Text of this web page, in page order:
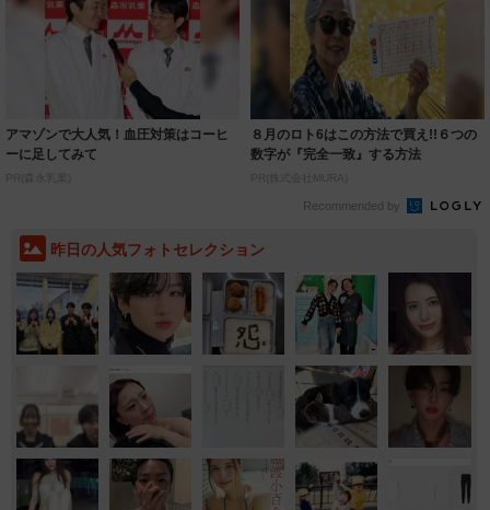
アマゾンで大人気！血圧対策はコーヒ
ーに足してみて
PR(森永乳業)
８月のロト6はこの方法で買え!!６つの
数字が『完全一致』する方法
PR(株式会社MURA)
Recommended by
昨日の人気フォトセレクション